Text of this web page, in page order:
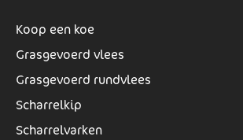
Koop een koe
Grasgevoerd vlees
Grasgevoerd rundvlees
Scharrelkip
Scharrelvarken